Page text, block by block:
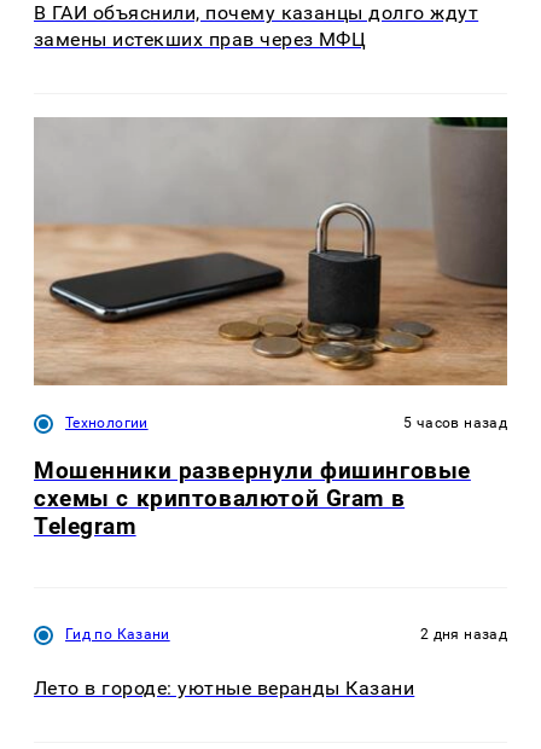
В ГАИ объяснили, почему казанцы долго ждут
замены истекших прав через МФЦ
Технологии 5 часов назад
Мошенники развернули фишинговые
схемы с криптовалютой Gram в
Telegram
Гид по Казани 2 дня назад
Лето в городе: уютные веранды Казани